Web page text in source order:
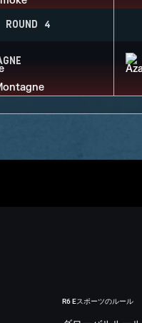
ROUND 4
R6 Eスポーツのルール